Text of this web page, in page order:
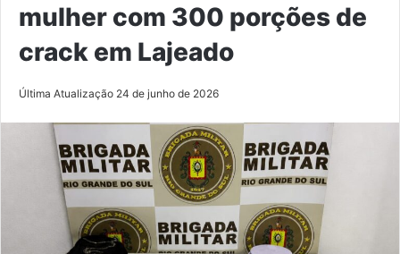
mulher com 300 porções de
crack em Lajeado
Última Atualização 24 de junho de 2026